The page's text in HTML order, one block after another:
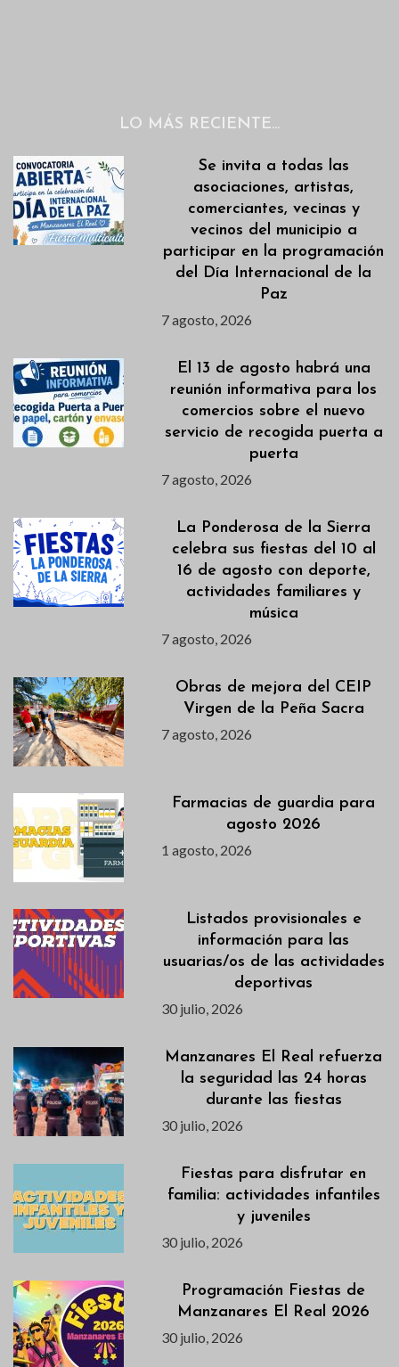
LO MÁS RECIENTE…
Se invita a todas las
asociaciones, artistas,
comerciantes, vecinas y
vecinos del municipio a
participar en la programación
del Día Internacional de la
Paz
7 agosto, 2026
El 13 de agosto habrá una
reunión informativa para los
comercios sobre el nuevo
servicio de recogida puerta a
puerta
7 agosto, 2026
La Ponderosa de la Sierra
celebra sus fiestas del 10 al
16 de agosto con deporte,
actividades familiares y
música
7 agosto, 2026
Obras de mejora del CEIP
Virgen de la Peña Sacra
7 agosto, 2026
Farmacias de guardia para
agosto 2026
1 agosto, 2026
Listados provisionales e
información para las
usuarias/os de las actividades
deportivas
30 julio, 2026
Manzanares El Real refuerza
la seguridad las 24 horas
durante las fiestas
30 julio, 2026
Fiestas para disfrutar en
familia: actividades infantiles
y juveniles
30 julio, 2026
Programación Fiestas de
Manzanares El Real 2026
30 julio, 2026